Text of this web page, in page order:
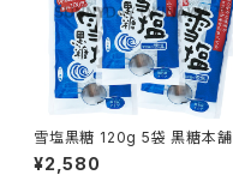
雪塩黒糖 120g 5袋 黒糖本舗
垣乃花
¥2,580